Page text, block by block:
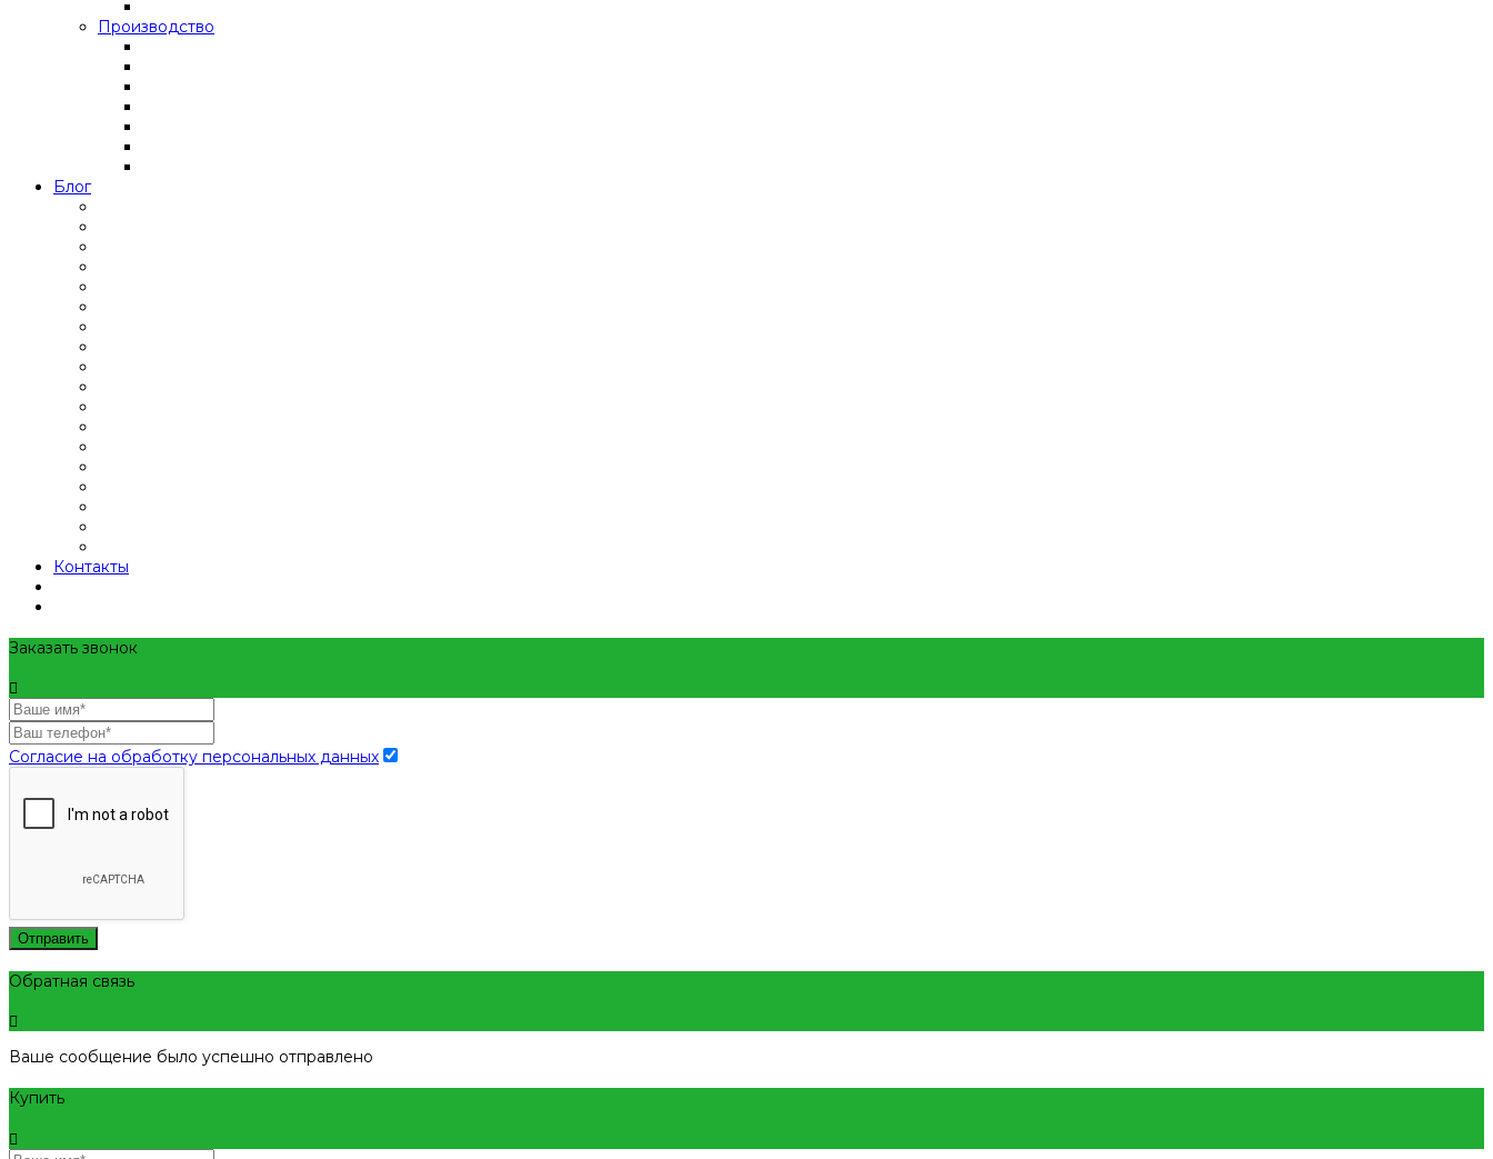
Производство
Блог
Контакты
Заказать звонок
Согласие на обработку персональных данных
Отправить
Обратная связь
Ваше сообщение было успешно отправлено
Купить